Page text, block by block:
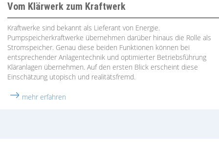
Vom Klärwerk zum Kraftwerk
Kraftwerke sind bekannt als Lieferant von Energie.
Pumpspeicherkraftwerke übernehmen darüber hinaus die Rolle als
Stromspeicher. Genau diese beiden Funktionen können bei
entsprechender Anlagentechnik und optimierter Betriebsführung
Kläranlagen übernehmen. Auf den ersten Blick erscheint diese
Einschätzung utopisch und realitätsfremd.
mehr erfahren